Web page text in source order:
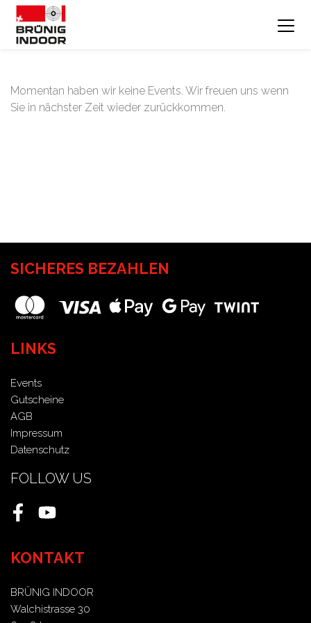
Momentan haben wir keine Events. Wir freuen uns wenn
Sie in nächster Zeit wieder zurückkommen.
SICHERES BEZAHLEN
LINKS
Events
Gutscheine
AGB
Impressum
Datenschutz
FOLLOW US
FacebookYoutube
KONTAKT
BRÜNIG INDOOR
Walchistrasse 30